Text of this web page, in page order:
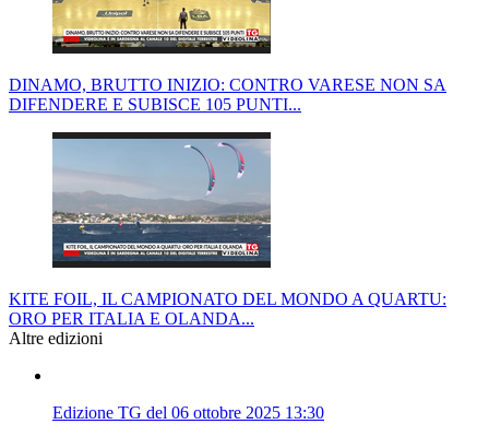
DINAMO, BRUTTO INIZIO: CONTRO VARESE NON SA
DIFENDERE E SUBISCE 105 PUNTI...
KITE FOIL, IL CAMPIONATO DEL MONDO A QUARTU:
ORO PER ITALIA E OLANDA...
Altre edizioni
Edizione TG del 06 ottobre 2025 13:30